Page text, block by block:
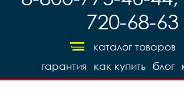
720-68-63
каталог товаров
блог
как купить
гарантия